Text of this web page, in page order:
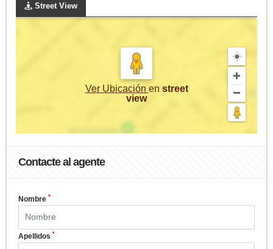
Street View
Ver Ubicación en street
view
Contacte al agente
Nombre *
Apellidos *